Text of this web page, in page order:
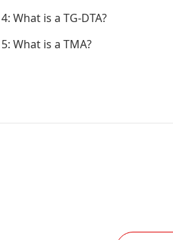
What is a TG-DTA?
What is a TMA?